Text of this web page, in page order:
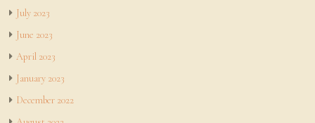
July 2023
June 2023
April 2023
January 2023
December 2022